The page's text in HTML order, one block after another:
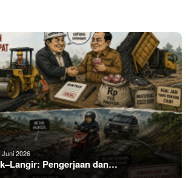
2026
Pengerjaan dan…